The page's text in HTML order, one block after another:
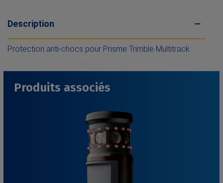
Description
Protection anti-chocs pour Prisme Trimble Multitrack
Produits associés